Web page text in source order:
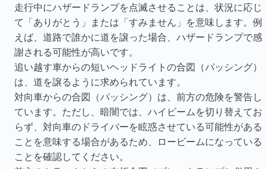
走行中にハザードランプを点滅させることは、状況に応じ
て「ありがとう」または「すみません」を意味します。例
えば、道路で誰かに道を譲った場合、ハザードランプで感
謝される可能性が高いです。
追い越す車からの短いヘッドライトの合図（パッシング）
は、道を譲るように求められています。
対向車からの合図（パッシング）は、前方の危険を警告し
ています。ただし、暗闇では、ハイビームを切り替えてお
らず、対向車のドライバーを眩惑させている可能性がある
ことを意味する場合があるため、ロービームになっている
ことを確認してください。